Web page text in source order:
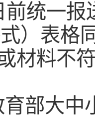
前统一
）表格
材料不
育部大中